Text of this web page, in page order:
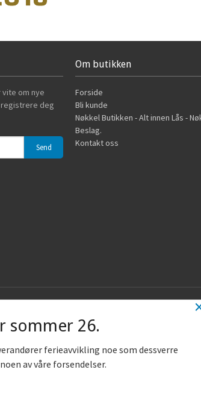
om nye
deg
Om butikken
Forside
Bli kunde
Nøkkel Butikken - Alt innen Lås -
Beslag.
Kontakt oss
© Nøkkel
Vår nettbutikk bruker cookies slik at
sommer 26.
ferieavvikling noe som dessverre
av våre forsendelser.